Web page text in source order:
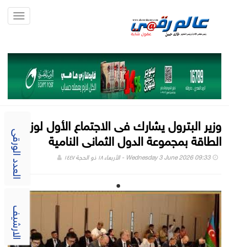
العدد الورقى
الارشيف
وزير البترول يشارك فى الاجتماع الأول لوزراء
الطاقة بمجموعة الدول الثمانى النامية
Wednesday 3 June 2026 09:33 - الأربعاء ١٨ ذو الحجة ١٤٤٧